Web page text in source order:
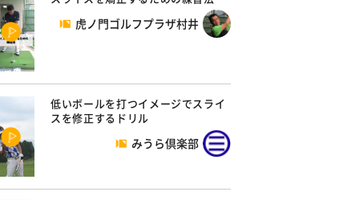
虎ノ門ゴルフプラザ村井
低いボールを打つイメージでスライ
スを修正するドリル
みうら倶楽部